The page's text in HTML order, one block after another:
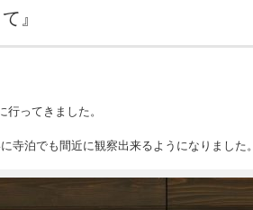
』
ってきました。
寺泊でも間近に観察出来るようになりました。